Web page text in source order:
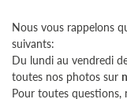
 Adresse email de
Nous vous rappelons
suivants:
Du lundi au vendredi
toutes nos photos sur
Pour toutes questions,